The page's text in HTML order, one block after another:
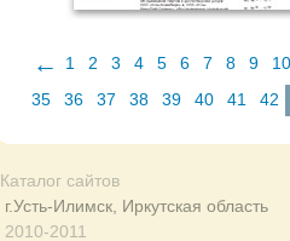
← 1 2 3 4 5 6 7 8 9 10
35
36 37 38 39 40 41 42
Каталог сайтов
г.Усть-Илимск, Иркутская область
2010-2011